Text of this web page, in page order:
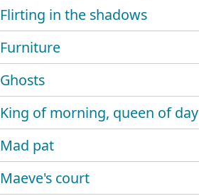
Flirting in the shadows
Furniture
Ghosts
King of morning, queen of day
Mad pat
Maeve's court